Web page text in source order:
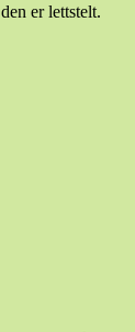
er lettstelt.